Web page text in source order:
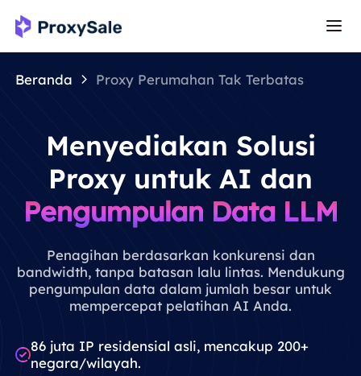
Beranda Proxy Perumahan Tak Terbatas
Menyediakan Solusi
Proxy untuk AI dan
Pengumpulan Data LLM
Penagihan berdasarkan konkurensi dan
bandwidth, tanpa batasan lalu lintas. Mendukung
pengumpulan data dalam jumlah besar untuk
mempercepat pelatihan AI Anda.
86 juta IP residensial asli, mencakup 200+
negara/wilayah.